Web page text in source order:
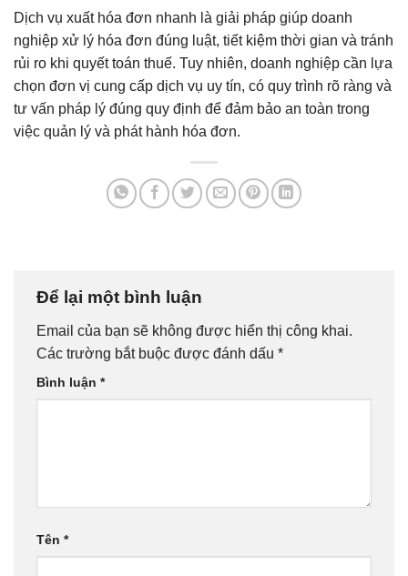
Dịch vụ xuất hóa đơn nhanh là giải pháp giúp doanh
nghiệp xử lý hóa đơn đúng luật, tiết kiệm thời gian và tránh
rủi ro khi quyết toán thuế. Tuy nhiên, doanh nghiệp cần lựa
chọn đơn vị cung cấp dịch vụ uy tín, có quy trình rõ ràng và
tư vấn pháp lý đúng quy định để đảm bảo an toàn trong
việc quản lý và phát hành hóa đơn.
Để lại một bình luận
Email của bạn sẽ không được hiển thị công khai.
Các trường bắt buộc được đánh dấu *
Bình luận *
Tên *